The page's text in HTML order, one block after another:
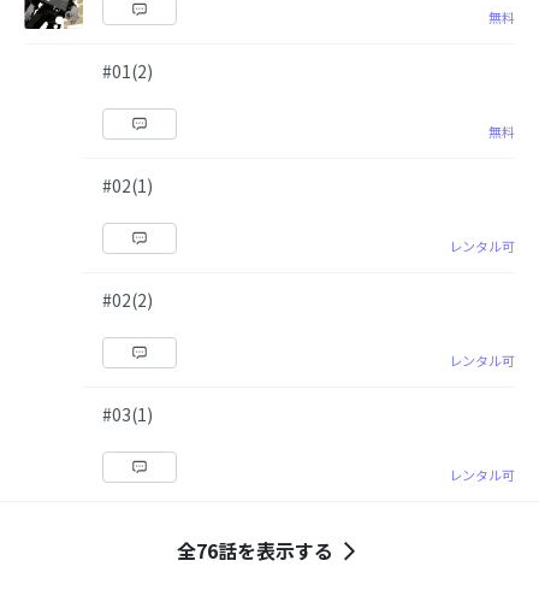
無料
#01(2)
無料
#02(1)
レンタル可
#02(2)
レンタル可
#03(1)
レンタル可
全76話を表示する